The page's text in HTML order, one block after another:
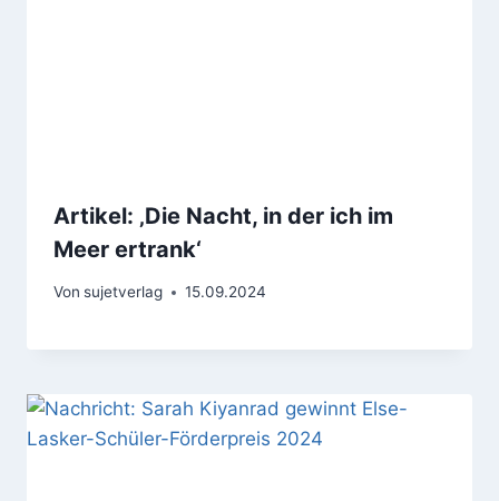
Artikel: ‚Die Nacht, in der ich im
Meer ertrank‘
Von sujetverlag 15.09.2024